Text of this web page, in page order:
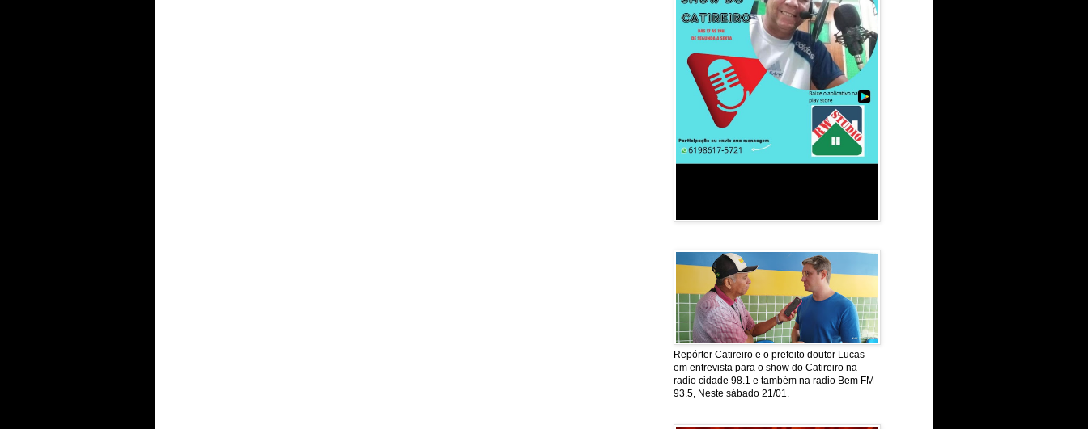
Repórter Catireiro e o prefeito doutor Lucas
em entrevista para o show do Catireiro na
radio cidade 98.1 e também na radio Bem FM
93.5, Neste sábado 21/01.